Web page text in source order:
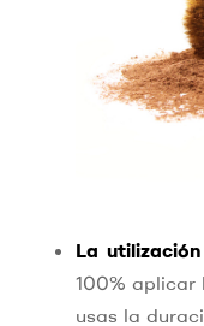
La
100%
usas la